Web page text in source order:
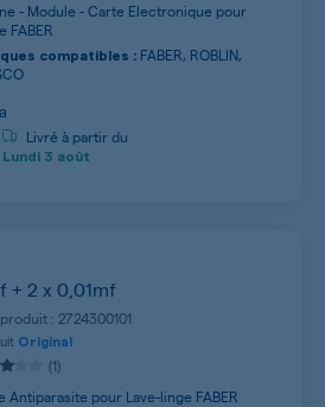
- Module - Carte Electronique pour
FABER
compatibles : FABER, ROBLIN,
Livré à partir du
Lundi 3 août
+ 2 x 0,01mf
: 2724300101
Original
(1)
Antiparasite pour Lave-linge FABER